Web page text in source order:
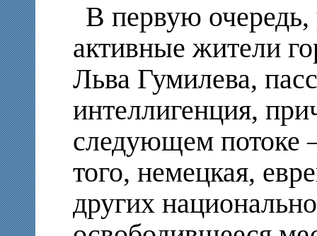
В первую
активные жители
Льва Гумилева,
интеллигенция,
следующем потоке
того, немецкая,
других